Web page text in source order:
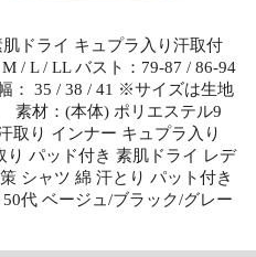
ドライ キュプラ入り汗取付
/ L / LL バスト：79-87 / 86-94
： 35 / 38 / 41 ※サイズは生地
素材：(本体) ポリエステル9
取り インナー キュプラ入り
り パッド付き 素肌ドライ レデ
シャツ 綿 汗とり パット付き
代 ベージュ/ブラック/グレー